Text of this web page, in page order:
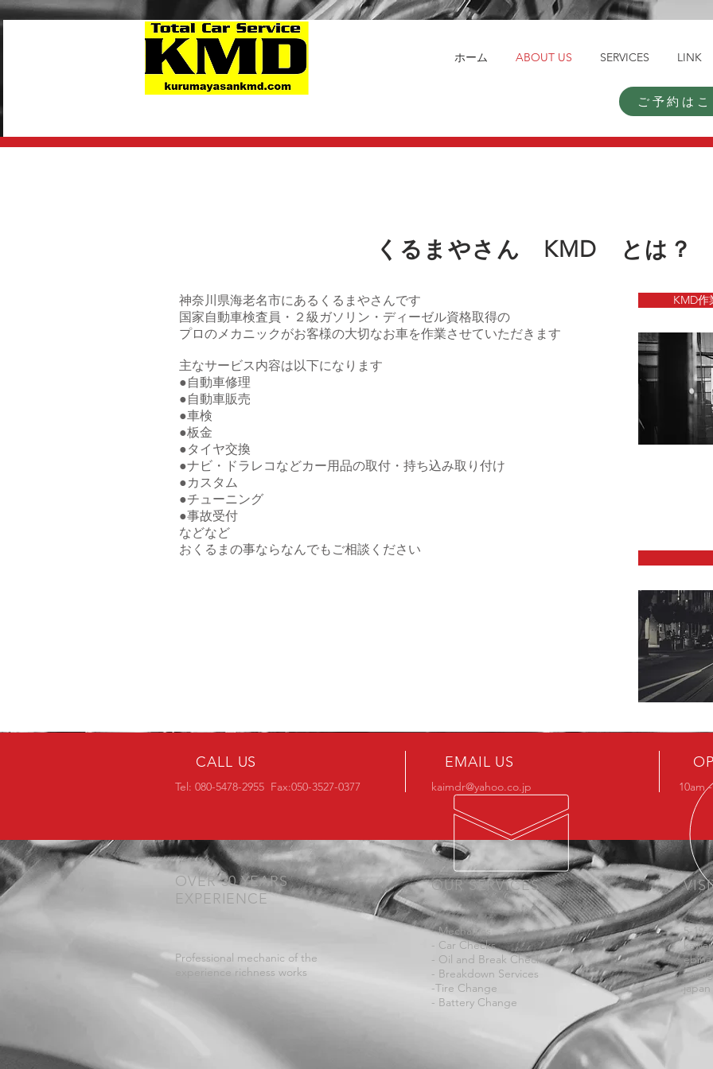
ホーム ABOUT US SERVICES LINK
ご予約は
くるまやさん KMD とは？
神奈川県海老名市にあるくるまやさんです
国家自動車検査員・２級ガソリン・ディーゼル資格取得の
​プロのメカニックがお客様の大切なお車を作業させていただきます
主なサービス内容は以下になります
●自動車修理
●自動車販売
●車検
●板金
●タイヤ交換
●ナビ・ドラレコなどカー用品の取付・持ち込み取り付け
●カスタム
●チューニング
●事故受付
などなど
​おくるまの事ならなんでもご相談ください
KMD作
CALL US
Tel: 080-5478-2955 Fax:050-3527-0377
EMAIL US
kaimdr@yahoo.co.jp 10am
OVER 30 YEARS
EXPERIENCE
Professional mechanic of the
experience richness works
OUR SERVICES
- Mechanics
- Car Checks
- Oil and Break Checks
- Breakdown Services
-Tire Change
- Battery Change
5-19-
japan